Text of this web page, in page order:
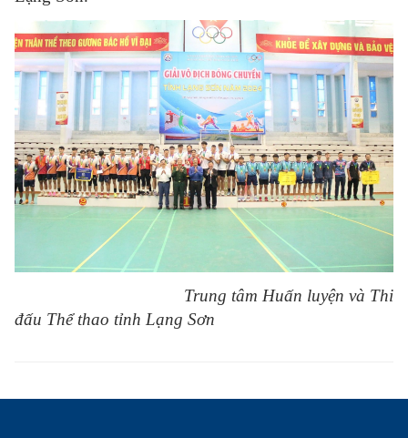
Trung tâm Huấn luyện và Thi
đấu Thể thao tỉnh Lạng Sơn